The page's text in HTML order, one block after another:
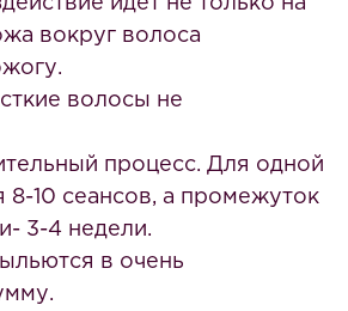
вокруг волоса
волосы не
процесс. Для одной
8-10 сеансов, а промежуток
3-4 недели.
в очень